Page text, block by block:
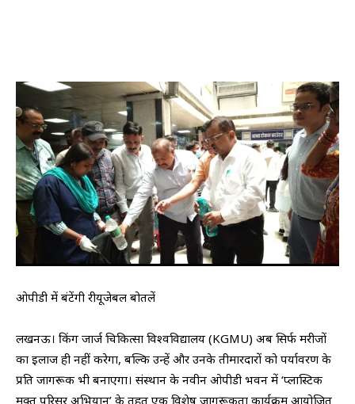
ओपीडी में बंटेंगी रीयूजेबल बोतलें
​लखनऊ। किंग जार्ज चिकित्सा विश्वविद्यालय (KGMU) अब सिर्फ मरीजों
का इलाज ही नहीं करेगा, बल्कि उन्हें और उनके तीमारदारों को पर्यावरण के
प्रति जागरूक भी बनाएगा। संस्थान के नवीन ओपीडी भवन में ‘प्लास्टिक
मुक्त परिसर अभियान’ के तहत एक विशेष जागरूकता कार्यक्रम आयोजित